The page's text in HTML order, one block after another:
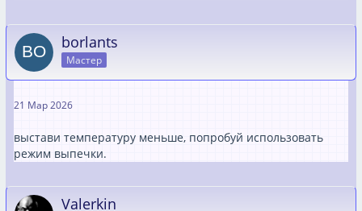
borlants
Мастер
21 Мар 2026
выстави температуру меньше, попробуй использовать
режим выпечки.
Valerkin